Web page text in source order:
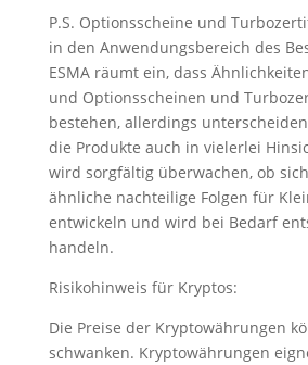
P.S. Optionsscheine und
in den Anwendungsbereich des
ESMA räumt ein, dass
und Optionsscheinen und
bestehen, allerdings
die Produkte auch in vielerlei
wird sorgfältig überwachen, ob
ähnliche nachteilige Folgen für
entwickeln und wird bei Bedarf
handeln.
Risikohinweis für Kryptos:
Die Preise der Kryptowährungen
schwanken. Kryptowährungen